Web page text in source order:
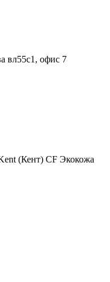
вл55с1, офис 7
(Кент) CF Экокожа